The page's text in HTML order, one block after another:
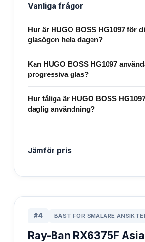
Vanliga frågor
Hur är HUGO BOSS HG1097 för
glasögon hela dagen?
Kan HUGO BOSS HG1097
progressiva glas?
Hur tåliga är HUGO BOSS
daglig användning?
Jämför pris
#4 BÄST FÖR SMALARE
Ray-Ban RX6375F